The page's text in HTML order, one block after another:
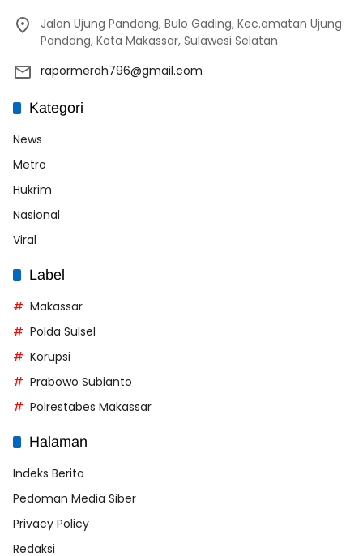
Jalan Ujung Pandang, Bulo Gading, Kec.amatan Ujung
Pandang, Kota Makassar, Sulawesi Selatan
rapormerah796@gmail.com
Kategori
News
Metro
Hukrim
Nasional
Viral
Label
Makassar
Polda Sulsel
Korupsi
Prabowo Subianto
Polrestabes Makassar
Halaman
Indeks Berita
Pedoman Media Siber
Privacy Policy
Redaksi